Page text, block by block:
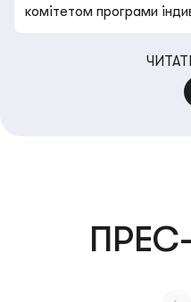
комітетом програми